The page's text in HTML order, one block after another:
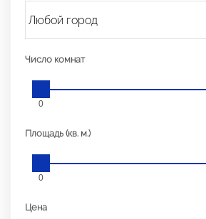
Число комнат
0
Площадь (кв. м.)
0
Цена